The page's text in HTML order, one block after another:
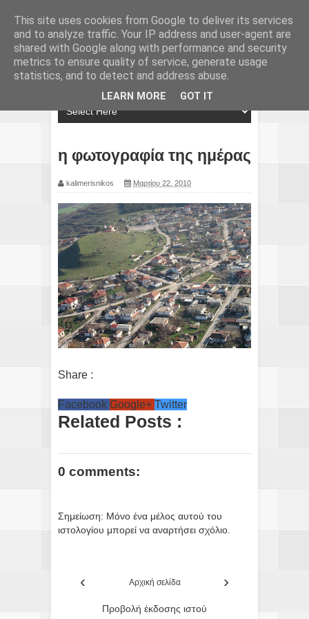
η φωτογραφία της ημέρας
kalimerisnikos Μαρτίου 22, 2010
Share :
Facebook Google+ Twitter
Related Posts :
0 comments:
Σημείωση: Μόνο ένα μέλος αυτού του
ιστολογίου μπορεί να αναρτήσει σχόλιο.
‹ ›
Αρχική σελίδα
Προβολή έκδοσης ιστού
This site uses cookies from Google to deliver its services
and to analyze traffic. Your IP address and user-agent are
shared with Google along with performance and security
metrics to ensure quality of service, generate usage
statistics, and to detect and address abuse.
LEARN MORE GOT IT